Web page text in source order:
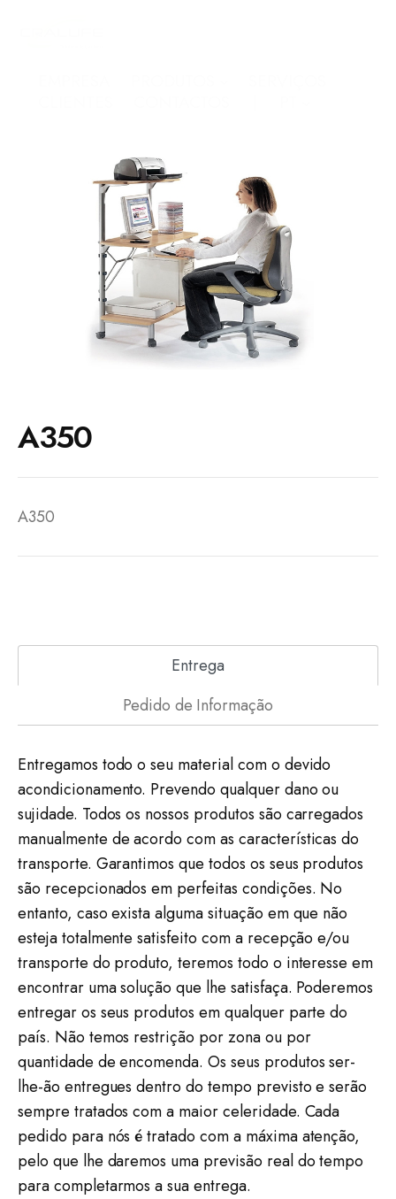
A350
A350
Entrega
Pedido de Informação
Entregamos todo o seu material com o devido
acondicionamento. Prevendo qualquer dano ou
sujidade. Todos os nossos produtos são carregados
manualmente de acordo com as características do
transporte. Garantimos que todos os seus produtos
são recepcionados em perfeitas condições. No
entanto, caso exista alguma situação em que não
esteja totalmente satisfeito com a recepção e/ou
transporte do produto, teremos todo o interesse em
encontrar uma solução que lhe satisfaça. Poderemos
entregar os seus produtos em qualquer parte do
país. Não temos restrição por zona ou por
quantidade de encomenda. Os seus produtos ser-
lhe-ão entregues dentro do tempo previsto e serão
sempre tratados com a maior celeridade. Cada
pedido para nós é tratado com a máxima atenção,
pelo que lhe daremos uma previsão real do tempo
para completarmos a sua entrega.